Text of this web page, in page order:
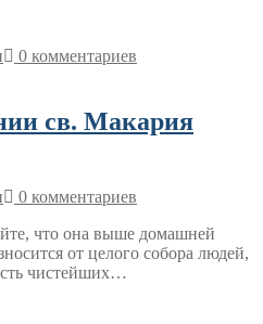
0 комментариев
св. Макария
0 комментариев
что она выше домашней
от целого собора людей,
чистейших…